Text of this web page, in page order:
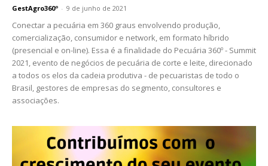
GestAgro360º - 9 de junho de 2021
Conectar a pecuária em 360 graus envolvendo produção,
comercialização, consumidor e network, em formato híbrido
(presencial e on-line). Essa é a finalidade do Pecuária 360º - Summit
2021, evento de negócios de pecuária de corte e leite, direcionado
a todos os elos da cadeia produtiva - de pecuaristas de todo o
Brasil, gestores de empresas do segmento, consultores e
associações.